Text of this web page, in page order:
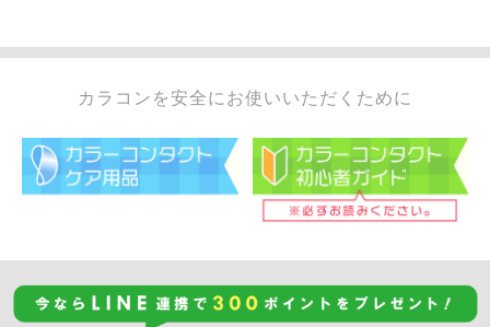
カラコンを安全にお使いいただくために